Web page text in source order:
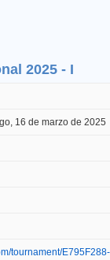
2025 - I
16 de marzo de 2025
tournament/